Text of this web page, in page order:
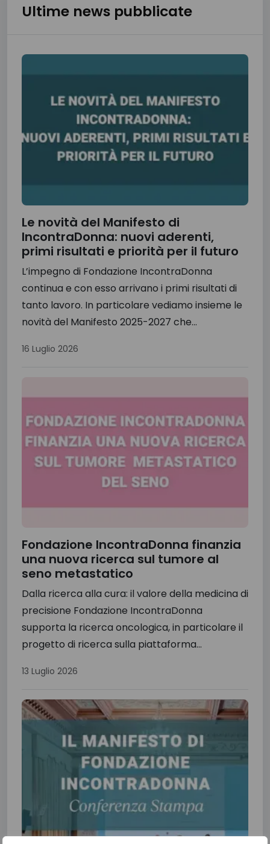
Ultime news pubblicate
Le novità del Manifesto di
IncontraDonna: nuovi aderenti,
primi risultati e priorità per il futuro
L’impegno di Fondazione IncontraDonna
continua e con esso arrivano i primi risultati di
tanto lavoro. In particolare vediamo insieme le
novità del Manifesto 2025-2027 che...
16 Luglio 2026
Fondazione IncontraDonna finanzia
una nuova ricerca sul tumore al
seno metastatico
Dalla ricerca alla cura: il valore della medicina di
precisione Fondazione IncontraDonna
supporta la ricerca oncologica, in particolare il
progetto di ricerca sulla piattaforma...
13 Luglio 2026